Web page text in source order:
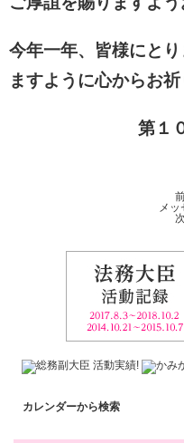
今年一年、皆様にと
ますように心からお祈
第１
メッ
カレンダーから検索